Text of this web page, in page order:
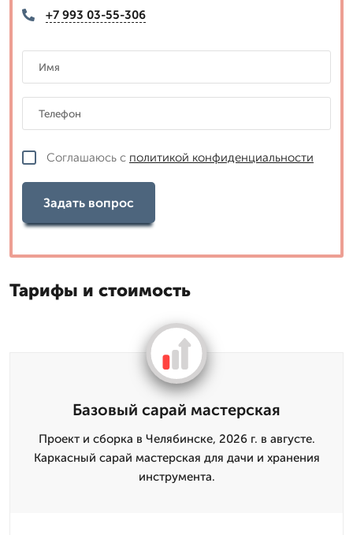
+7 993 03-55-306
Соглашаюсь с политикой конфиденциальности
Задать вопрос
Тарифы и стоимость
Базовый сарай мастерская
Проект и сборка в Челябинске, 2026 г. в августе.
Каркасный сарай мастерская для дачи и хранения
инструмента.